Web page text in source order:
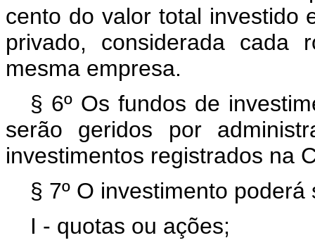
cento do valor total investido
privado, considerada cada
mesma empresa.
§ 6º Os fundos de
serão geridos por
investimentos registrados na
§ 7º O investimento
I - quotas ou ações;